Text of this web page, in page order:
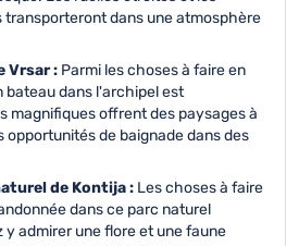
transporteront dans une atmosphère
Vrsar : Parmi les choses à faire en
bateau dans l'archipel est
magnifiques offrent des paysages à
opportunités de baignade dans des
de Kontija : Les choses à faire
dans ce parc naturel
y admirer une flore et une faune